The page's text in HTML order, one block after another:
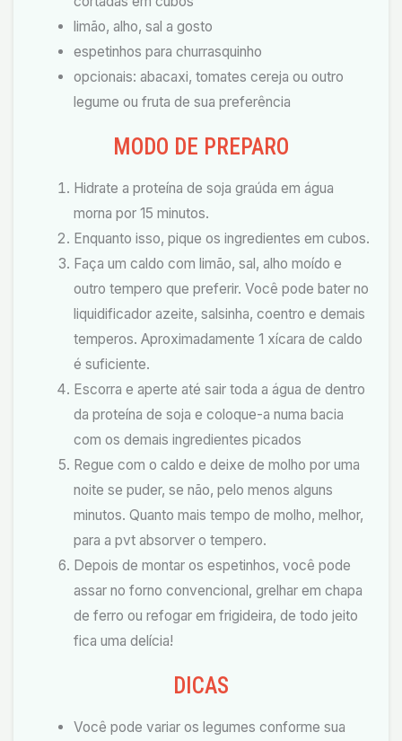
limão, alho, sal a gosto
espetinhos para churrasquinho
opcionais: abacaxi, tomates cereja ou outro
legume ou fruta de sua preferência
MODO DE PREPARO
Hidrate a proteína de soja graúda em água
morna por 15 minutos.
Enquanto isso, pique os ingredientes em cubos.
Faça um caldo com limão, sal, alho moído e
outro tempero que preferir. Você pode bater no
liquidificador azeite, salsinha, coentro e demais
temperos. Aproximadamente 1 xícara de caldo
é suficiente.
Escorra e aperte até sair toda a água de dentro
da proteína de soja e coloque-a numa bacia
com os demais ingredientes picados
Regue com o caldo e deixe de molho por uma
noite se puder, se não, pelo menos alguns
minutos. Quanto mais tempo de molho, melhor,
para a pvt absorver o tempero.
Depois de montar os espetinhos, você pode
assar no forno convencional, grelhar em chapa
de ferro ou refogar em frigideira, de todo jeito
fica uma delícia!
DICAS
Você pode variar os legumes conforme sua